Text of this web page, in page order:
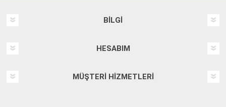
BILGI
HESABIM
MÜŞTERI HIZMETLERI